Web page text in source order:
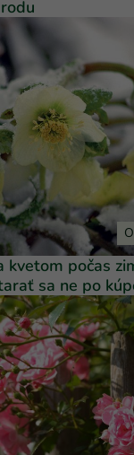
kvetom počas
sa ne po